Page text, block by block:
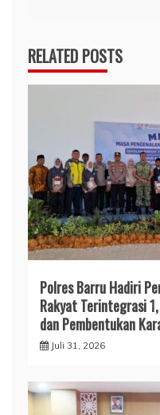
RELATED POSTS
Polres Barru Hadiri
Rakyat Terintegrasi
dan Pembentukan
Juli 31, 2026